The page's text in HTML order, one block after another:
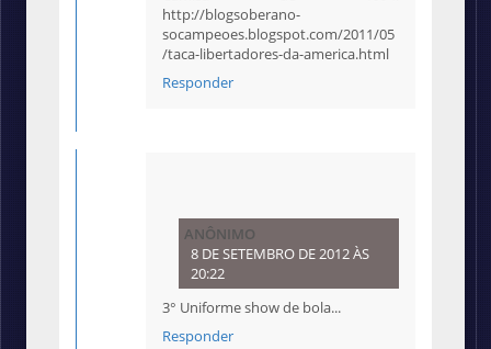
http://blogsoberano-
socampeoes.blogspot.com/2011/05
/taca-libertadores-da-america.html
Responder
ANÔNIMO
8 DE SETEMBRO DE 2012 ÀS
20:22
3° Uniforme show de bola...
Responder